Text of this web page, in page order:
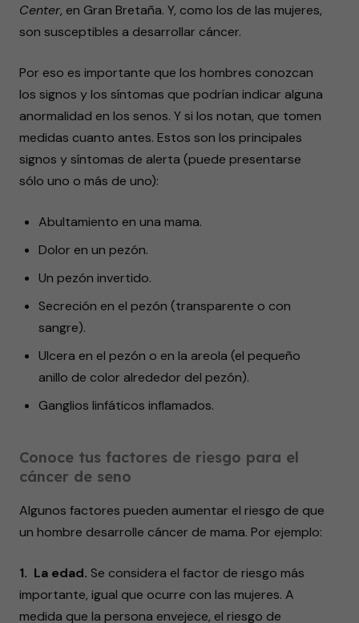
Center, en Gran Bretaña. Y, como los de las mujeres,
son susceptibles a desarrollar cáncer.
Por eso es importante que los hombres conozcan
los signos y los síntomas que podrían indicar alguna
anormalidad en los senos. Y si los notan, que tomen
medidas cuanto antes. Estos son los principales
signos y síntomas de alerta (puede presentarse
sólo uno o más de uno):
Abultamiento en una mama.
Dolor en un pezón.
Un pezón invertido.
Secreción en el pezón (transparente o con
sangre).
Ulcera en el pezón o en la areola (el pequeño
anillo de color alrededor del pezón).
Ganglios linfáticos inflamados.
Conoce tus factores de riesgo para el
cáncer de seno
Algunos factores pueden aumentar el riesgo de que
un hombre desarrolle cáncer de mama. Por ejemplo:
1. La edad. Se considera el factor de riesgo más
importante, igual que ocurre con las mujeres. A
medida que la persona envejece, el riesgo de